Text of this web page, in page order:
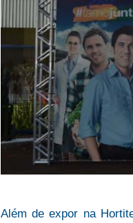
Além de expor na